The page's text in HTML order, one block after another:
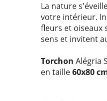
La nature
votre intérieur.
fleurs et oiseaux
sens et invitent
Torchon Alégria
en taille60x80